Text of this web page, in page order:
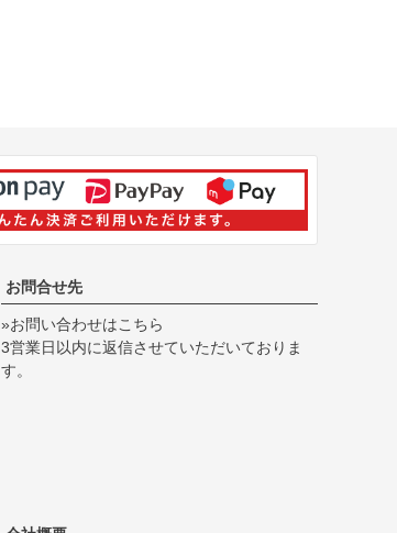
お問合せ先
»お問い合わせはこちら
3営業日以内に返信させていただいておりま
す。